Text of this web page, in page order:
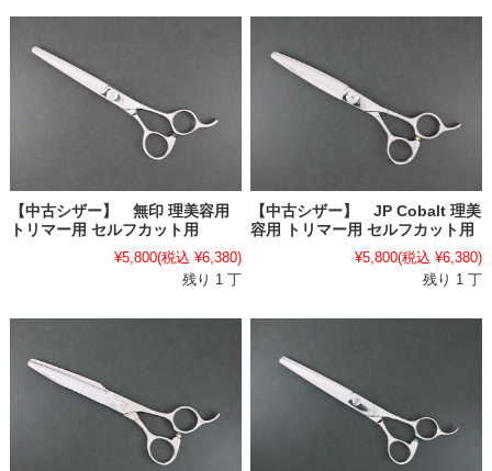
【中古シザー】 無印 理美容用
トリマー用 セルフカット用
¥5,800(税込 ¥6,380)
残り 1 丁
【中古シザー】 JP Cobalt 理美
容用 トリマー用 セルフカット用
¥5,800(税込 ¥6,380)
残り 1 丁